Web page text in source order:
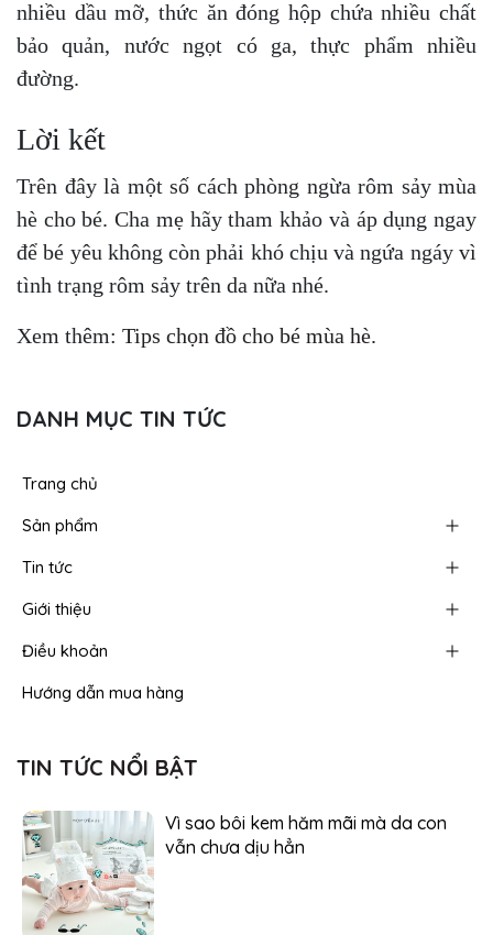
nhiều dầu mỡ, thức ăn đóng hộp chứa nhiều chất
bảo quản, nước ngọt có ga, thực phẩm nhiều
đường.
Lời kết
Trên đây là một số cách phòng ngừa rôm sảy mùa
hè cho bé. Cha mẹ hãy tham khảo và áp dụng ngay
để bé yêu không còn phải khó chịu và ngứa ngáy vì
tình trạng rôm sảy trên da nữa nhé.
Xem thêm: Tips chọn đồ cho bé mùa hè.
DANH MỤC TIN TỨC
Trang chủ
Sản phẩm
Tin tức
Giới thiệu
Điều khoản
Hướng dẫn mua hàng
TIN TỨC NỔI BẬT
Vì sao bôi kem hăm mãi mà da con
vẫn chưa dịu hẳn